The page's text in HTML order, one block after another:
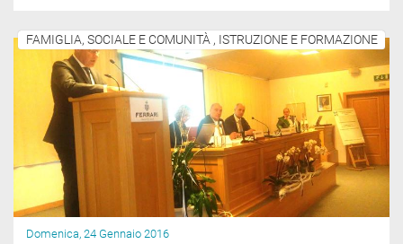
FAMIGLIA, SOCIALE E COMUNITÀ , ISTRUZIONE E FORMAZIONE
Domenica, 24 Gennaio 2016